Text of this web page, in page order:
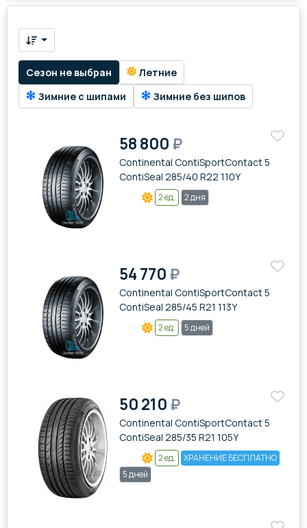
Сезон не выбран
Летние
Зимние с шипами
Зимние без шипов
58 800₽
Continental ContiSportContact 5
ContiSeal 285/40 R22 110Y
2 ед. 2 дня
54 770₽
Continental ContiSportContact 5
ContiSeal 285/45 R21 113Y
2 ед. 5 дней
50 210₽
Continental ContiSportContact 5
ContiSeal 285/35 R21 105Y
2 ед.
ХРАНЕНИЕ БЕСПЛАТНО
5 дней